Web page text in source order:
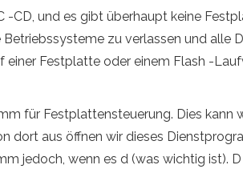
-CD, und es gibt überhaupt keine
zu verlassen und alle
einer Festplatte oder einem Flash -
für Festplattensteuerung. Dies
dort aus öffnen wir dieses
jedoch, wenn es d (was wichtig ist).